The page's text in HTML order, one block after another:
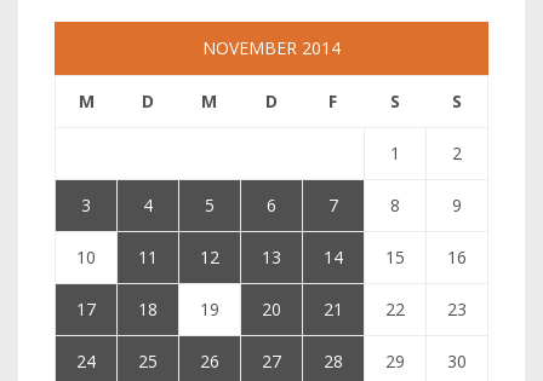
NOVEMBER 2014
M D M D F S S
1 2
3 4 5 6 7 8 9
10 11 12 13 14 15 16
17 18 19 20 21 22 23
24 25 26 27 28 29
30